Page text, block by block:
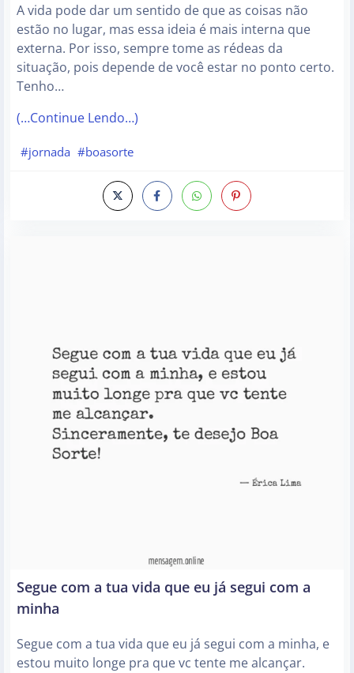
A vida pode dar um sentido de que as coisas não
estão no lugar, mas essa ideia é mais interna que
externa. Por isso, sempre tome as rédeas da
situação, pois depende de você estar no ponto certo.
Tenho…
(…Continue Lendo…)
#jornada #boasorte
Segue com a tua vida que eu já segui com a
minha
Segue com a tua vida que eu já segui com a minha, e
estou muito longe pra que vc tente me alcançar.